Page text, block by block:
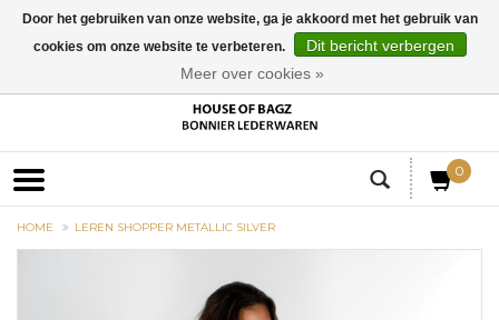
0
HOME LEREN SHOPPER METALLIC SILVER
Door het gebruiken van onze website, ga je akkoord met het gebruik van
cookies om onze website te verbeteren.
Dit bericht verbergen
Meer over cookies »